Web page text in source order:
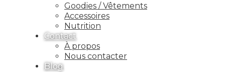
Goodies / Vêtements
Accessoires
Nutrition
Contact
À propos
Nous contacter
Blog